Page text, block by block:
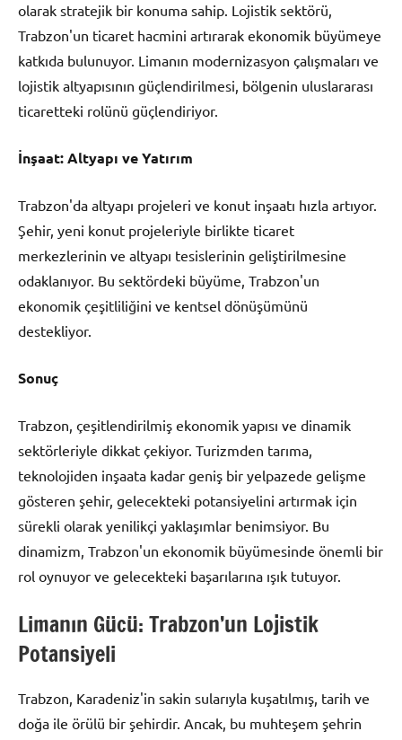
olarak stratejik bir konuma sahip. Lojistik sektörü,
Trabzon'un ticaret hacmini artırarak ekonomik büyümeye
katkıda bulunuyor. Limanın modernizasyon çalışmaları ve
lojistik altyapısının güçlendirilmesi, bölgenin uluslararası
ticaretteki rolünü güçlendiriyor.
İnşaat: Altyapı ve Yatırım
Trabzon'da altyapı projeleri ve konut inşaatı hızla artıyor.
Şehir, yeni konut projeleriyle birlikte ticaret
merkezlerinin ve altyapı tesislerinin geliştirilmesine
odaklanıyor. Bu sektördeki büyüme, Trabzon'un
ekonomik çeşitliliğini ve kentsel dönüşümünü
destekliyor.
Sonuç
Trabzon, çeşitlendirilmiş ekonomik yapısı ve dinamik
sektörleriyle dikkat çekiyor. Turizmden tarıma,
teknolojiden inşaata kadar geniş bir yelpazede gelişme
gösteren şehir, gelecekteki potansiyelini artırmak için
sürekli olarak yenilikçi yaklaşımlar benimsiyor. Bu
dinamizm, Trabzon'un ekonomik büyümesinde önemli bir
rol oynuyor ve gelecekteki başarılarına ışık tutuyor.
Limanın Gücü: Trabzon’un Lojistik
Potansiyeli
Trabzon, Karadeniz'in sakin sularıyla kuşatılmış, tarih ve
doğa ile örülü bir şehirdir. Ancak, bu muhteşem şehrin